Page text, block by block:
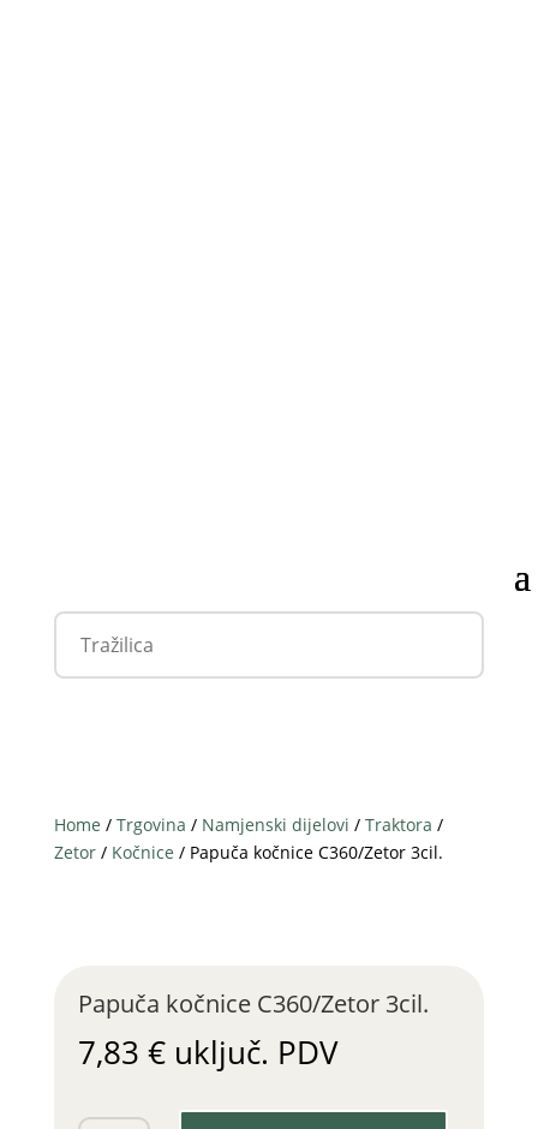
Home / Trgovina / Namjenski dijelovi / Traktora /
Zetor/ Kočnice / Papuča kočnice C360/Zetor 3cil.
Papuča kočnice C360/Zetor 3cil.
7,83 € uključ. PDV